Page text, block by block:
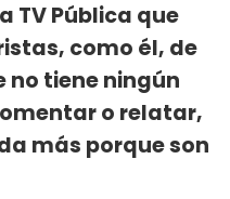
TV Pública que
como él, de
no tiene ningún
o relatar,
más porque son